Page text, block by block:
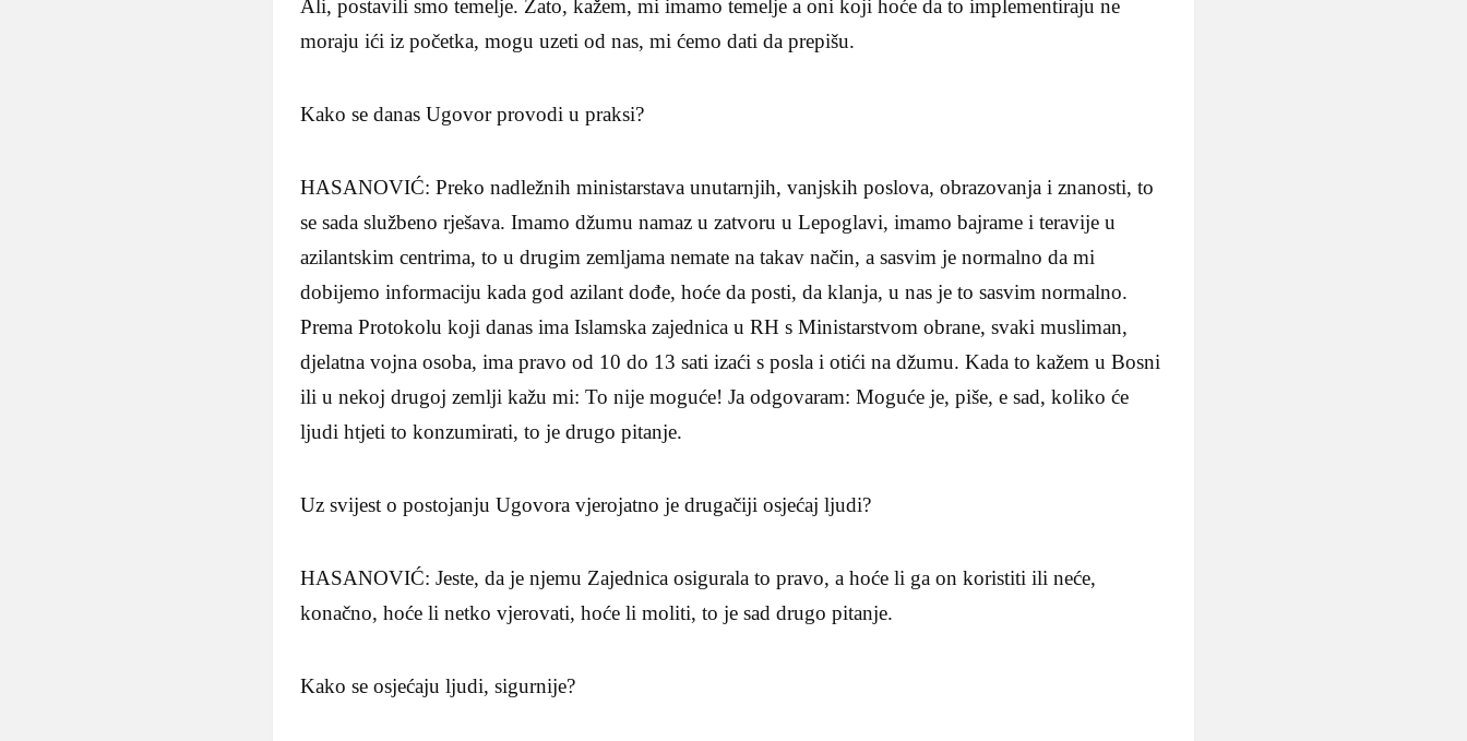
Ali, postavili smo temelje. Zato, kažem, mi imamo temelje a oni koji hoće da to implementiraju ne
moraju ići iz početka, mogu uzeti od nas, mi ćemo dati da prepišu.
Kako se danas Ugovor provodi u praksi?
HASANOVIĆ: Preko nadležnih ministarstava unutarnjih, vanjskih poslova, obrazovanja i znanosti, to
se sada službeno rješava. Imamo džumu namaz u zatvoru u Lepoglavi, imamo bajrame i teravije u
azilantskim centrima, to u drugim zemljama nemate na takav način, a sasvim je normalno da mi
dobijemo informaciju kada god azilant dođe, hoće da posti, da klanja, u nas je to sasvim normalno.
Prema Protokolu koji danas ima Islamska zajednica u RH s Ministarstvom obrane, svaki musliman,
djelatna vojna osoba, ima pravo od 10 do 13 sati izaći s posla i otići na džumu. Kada to kažem u Bosni
ili u nekoj drugoj zemlji kažu mi: To nije moguće! Ja odgovaram: Moguće je, piše, e sad, koliko će
ljudi htjeti to konzumirati, to je drugo pitanje.
Uz svijest o postojanju Ugovora vjerojatno je drugačiji osjećaj ljudi?
HASANOVIĆ: Jeste, da je njemu Zajednica osigurala to pravo, a hoće li ga on koristiti ili neće,
konačno, hoće li netko vjerovati, hoće li moliti, to je sad drugo pitanje.
Kako se osjećaju ljudi, sigurnije?